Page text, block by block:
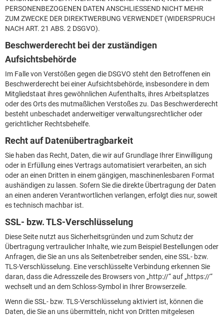
PERSONENBEZOGENEN DATEN ANSCHLIESSEND NICHT MEHR
ZUM ZWECKE DER DIREKTWERBUNG VERWENDET (WIDERSPRUCH
NACH ART. 21 ABS. 2 DSGVO).
Beschwerderecht bei der zuständigen
Aufsichtsbehörde
Im Falle von Verstößen gegen die DSGVO steht den Betroffenen ein
Beschwerderecht bei einer Aufsichtsbehörde, insbesondere in dem
Mitgliedstaat ihres gewöhnlichen Aufenthalts, ihres Arbeitsplatzes
oder des Orts des mutmaßlichen Verstoßes zu. Das Beschwerderecht
besteht unbeschadet anderweitiger verwaltungsrechtlicher oder
gerichtlicher Rechtsbehelfe.
Recht auf Datenübertragbarkeit
Sie haben das Recht, Daten, die wir auf Grundlage Ihrer Einwilligung
oder in Erfüllung eines Vertrags automatisiert verarbeiten, an sich
oder an einen Dritten in einem gängigen, maschinenlesbaren Format
aushändigen zu lassen. Sofern Sie die direkte Übertragung der Daten
an einen anderen Verantwortlichen verlangen, erfolgt dies nur, soweit
es technisch machbar ist.
SSL- bzw. TLS-Verschlüsselung
Diese Seite nutzt aus Sicherheitsgründen und zum Schutz der
Übertragung vertraulicher Inhalte, wie zum Beispiel Bestellungen oder
Anfragen, die Sie an uns als Seitenbetreiber senden, eine SSL- bzw.
TLS-Verschlüsselung. Eine verschlüsselte Verbindung erkennen Sie
daran, dass die Adresszeile des Browsers von „http://“ auf „https://“
wechselt und an dem Schloss-Symbol in Ihrer Browserzeile.
Wenn die SSL- bzw. TLS-Verschlüsselung aktiviert ist, können die
Daten, die Sie an uns übermitteln, nicht von Dritten mitgelesen